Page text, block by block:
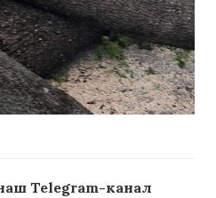
Telegram-канал